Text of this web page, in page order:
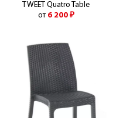
TWEET Quatro Table
от 6 200 ₽